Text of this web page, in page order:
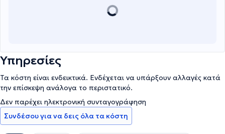
Υπηρεσίες
Τα κόστη είναι ενδεικτικά. Ενδέχεται να υπάρξουν αλλαγές κατά
την επίσκεψη ανάλογα το περιστατικό.
Δεν παρέχει ηλεκτρονική συνταγογράφηση
Συνδέσου για να δεις όλα τα κόστη